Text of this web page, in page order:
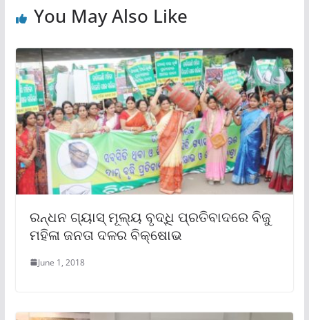
You May Also Like
ରନ୍ଧନ ଗ୍ୟାସ୍‍ ମୂଲ୍ୟ ବୃଦ୍ଧି ପ୍ରତିବାଦରେ ବିଜୁ
ମହିଳା ଜନତା ଦଳର ବିକ୍ଷୋଭ
June 1, 2018